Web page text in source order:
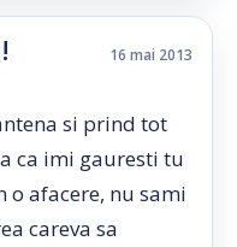
16 mai 2013
si prind tot
ca imi gauresti tu
o afacere, nu sami
careva sa